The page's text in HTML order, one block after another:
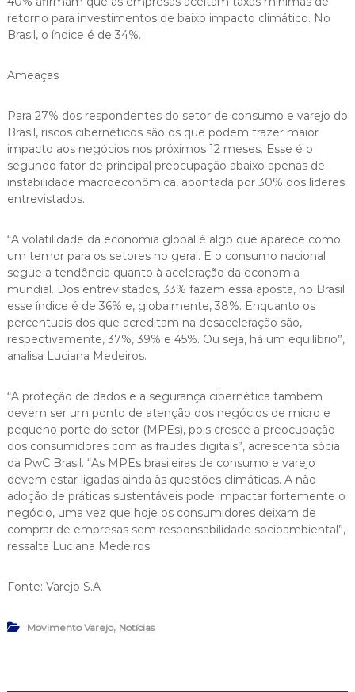
retorno para investimentos de baixo impacto climático. No
Brasil, o índice é de 34%.
Ameaças
Para 27% dos respondentes do setor de consumo e varejo do
Brasil, riscos cibernéticos são os que podem trazer maior
impacto aos negócios nos próximos 12 meses. Esse é o
segundo fator de principal preocupação abaixo apenas de
instabilidade macroeconômica, apontada por 30% dos líderes
entrevistados.
“A volatilidade da economia global é algo que aparece como
um temor para os setores no geral. E o consumo nacional
segue a tendência quanto à aceleração da economia
mundial. Dos entrevistados, 33% fazem essa aposta, no Brasil
esse índice é de 36% e, globalmente, 38%. Enquanto os
percentuais dos que acreditam na desaceleração são,
respectivamente, 37%, 39% e 45%. Ou seja, há um equilíbrio”,
analisa Luciana Medeiros.
“A proteção de dados e a segurança cibernética também
devem ser um ponto de atenção dos negócios de micro e
pequeno porte do setor (MPEs), pois cresce a preocupação
dos consumidores com as fraudes digitais”, acrescenta sócia
da PwC Brasil. “As MPEs brasileiras de consumo e varejo
devem estar ligadas ainda às questões climáticas. A não
adoção de práticas sustentáveis pode impactar fortemente o
negócio, uma vez que hoje os consumidores deixam de
comprar de empresas sem responsabilidade socioambiental”,
ressalta Luciana Medeiros.
Fonte: Varejo S.A
Movimento Varejo, Notícias